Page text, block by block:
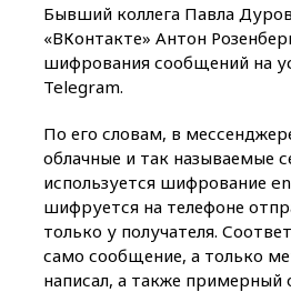
Бывший коллега Павла
«ВКонтакте» Антон
шифрования сообщений на
Telegram.
По его словам, в
облачные и так называемые
используется шифрование
шифруется на телефоне
только у получателя.
само сообщение, а только
написал, а также примерный